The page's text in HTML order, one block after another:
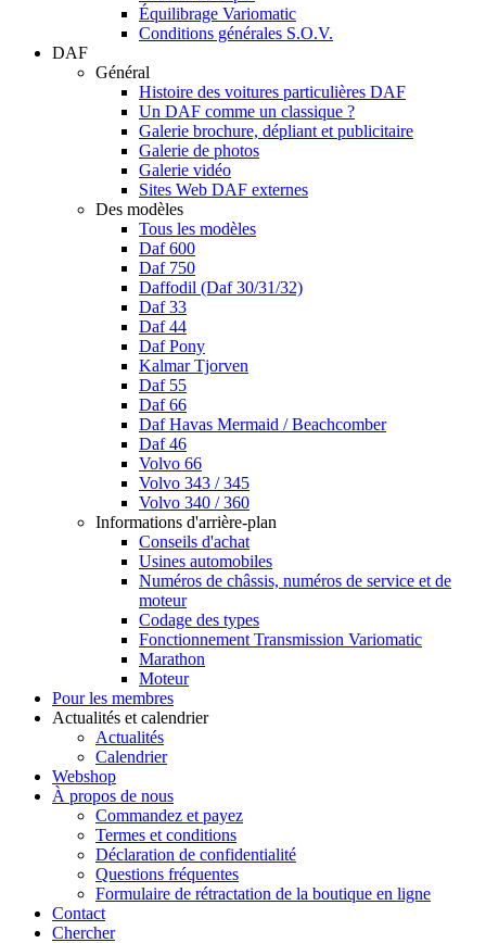
Équilibrage Variomatic
Conditions générales S.O.V.
DAF
Général
Histoire des voitures particulières DAF
Un DAF comme un classique ?
Galerie brochure, dépliant et publicitaire
Galerie de photos
Galerie vidéo
Sites Web DAF externes
Des modèles
Tous les modèles
Daf 600
Daf 750
Daffodil (Daf 30/31/32)
Daf 33
Daf 44
Daf Pony
Kalmar Tjorven
Daf 55
Daf 66
Daf Havas Mermaid / Beachcomber
Daf 46
Volvo 66
Volvo 343 / 345
Volvo 340 / 360
Informations d'arrière-plan
Conseils d'achat
Usines automobiles
Numéros de châssis, numéros de service et de
moteur
Codage des types
Fonctionnement Transmission Variomatic
Marathon
Moteur
Pour les membres
Actualités et calendrier
Actualités
Calendrier
Webshop
À propos de nous
Commandez et payez
Termes et conditions
Déclaration de confidentialité
Questions fréquentes
Formulaire de rétractation de la boutique en ligne
Contact
Chercher